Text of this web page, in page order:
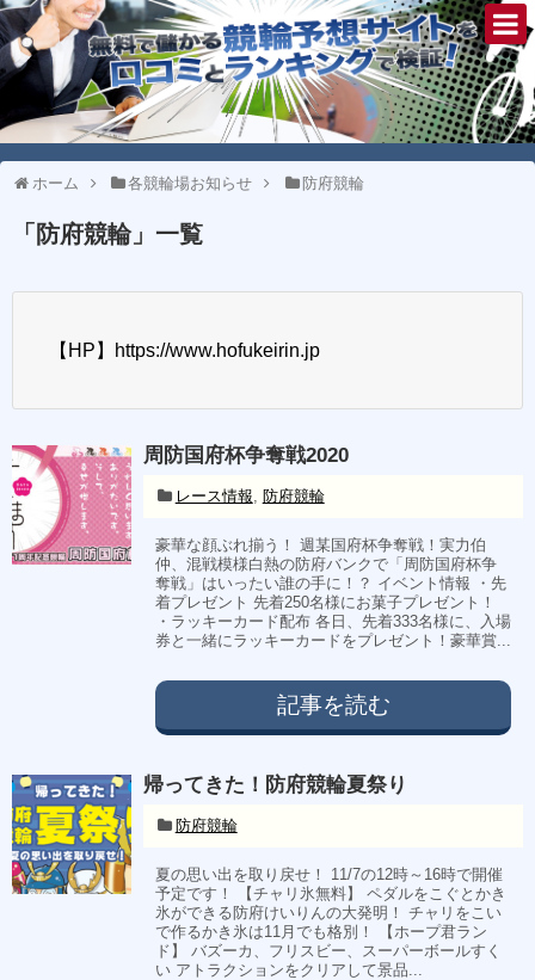
ホーム 各競輪場お知らせ 防府競輪
「 防府競輪」 一覧
【HP】https://www.hofukeirin.jp
周防国府杯争奪戦2020
レース情報, 防府競輪
豪華な顔ぶれ揃う！ 週某国府杯争奪戦！実力伯
仲、混戦模様白熱の防府バンクで「周防国府杯争
奪戦」はいったい誰の手に！？ イベント情報 ・先
着プレゼント 先着250名様にお菓子プレゼント！
・ラッキーカード配布 各日、先着333名様に、入場
券と一緒にラッキーカードをプレゼント！豪華賞...
記事を読む
帰ってきた！防府競輪夏祭り
防府競輪
夏の思い出を取り戻せ！ 11/7の12時～16時で開催
予定です！ 【チャリ氷無料】 ペダルをこぐとかき
氷ができる防府けいりんの大発明！ チャリをこい
で作るかき氷は11月でも格別！ 【ホープ君ラン
ド】 バズーカ、フリスビー、スーパーボールすく
い アトラクションをクリアして景品...